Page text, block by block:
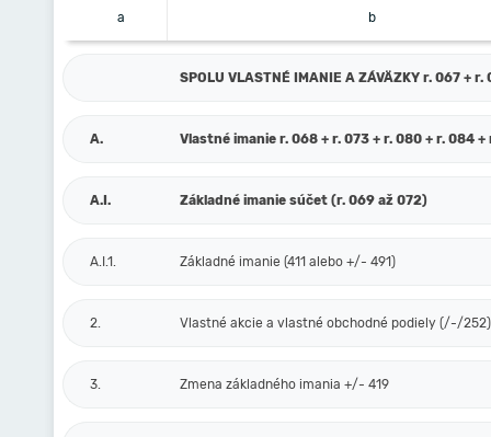
a b
SPOLU VLASTNÉ IMANIE A ZÁVÄZKY r. 067 + r.
A. Vlastné imanie r. 068 + r. 073 + r. 080 + r. 084 +
A.I. Základné imanie súčet (r. 069 až 072)
A.I.1. Základné imanie (411 alebo +/- 491)
2. Vlastné akcie a vlastné obchodné podiely (/-/252)
3. Zmena základného imania +/- 419